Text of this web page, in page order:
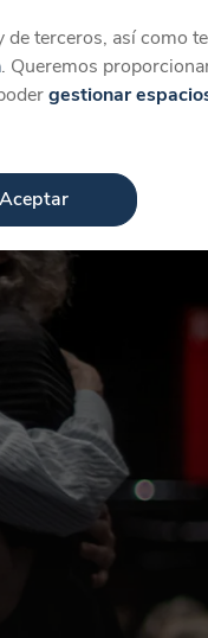
Iniciar
terceros, así como
. Queremos
gestionar
Aceptar